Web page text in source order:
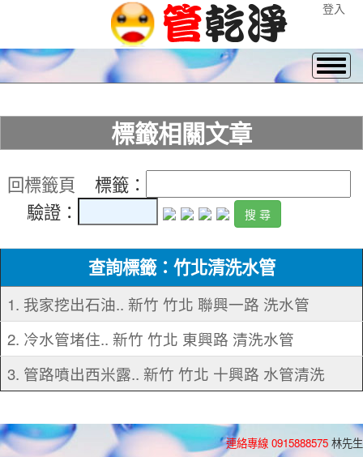
登入
標籤相關文章
回標籤頁 標籤：
驗證：
查詢標籤：竹北清洗水管
1. 我家挖出石油.. 新竹 竹北 聯興一路 洗水管
2. 冷水管堵住.. 新竹 竹北 東興路 清洗水管
3. 管路噴出西米露.. 新竹 竹北 十興路 水管清洗
連絡專線 0915888575 林先生